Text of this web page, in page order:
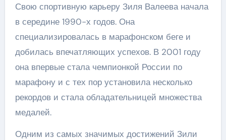
Свою спортивную карьеру Зиля Валеева начала
в середине 1990-х годов. Она
специализировалась в марафонском беге и
добилась впечатляющих успехов. В 2001 году
она впервые стала чемпионкой России по
марафону и с тех пор установила несколько
рекордов и стала обладательницей множества
медалей.
Одним из самых значимых достижений Зили